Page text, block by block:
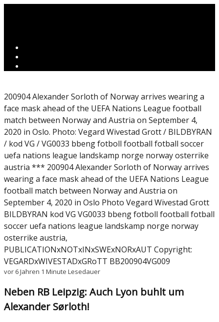
200904 Alexander Sorloth of Norway arrives wearing a
face mask ahead of the UEFA Nations League football
match between Norway and Austria on September 4,
2020 in Oslo. Photo: Vegard Wivestad Grott / BILDBYRAN
/ kod VG / VG0033 bbeng fotboll football fotball soccer
uefa nations league landskamp norge norway osterrike
austria *** 200904 Alexander Sorloth of Norway arrives
wearing a face mask ahead of the UEFA Nations League
football match between Norway and Austria on
September 4, 2020 in Oslo Photo Vegard Wivestad Grott
BILDBYRAN kod VG VG0033 bbeng fotboll football fotball
soccer uefa nations league landskamp norge norway
osterrike austria,
PUBLICATIONxNOTxINxSWExNORxAUT Copyright:
VEGARDxWIVESTADxGRoTT BB200904VG009
vor 6 Jahren 1 Minute Lesedauer
Neben RB Leipzig: Auch Lyon buhlt um
Alexander Sørloth!